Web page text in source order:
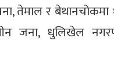
तेमाल र
जना, धुलिखेल